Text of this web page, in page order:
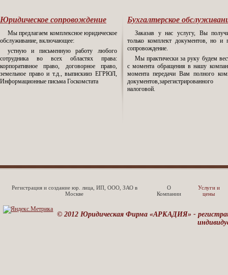
Юридическое сопровождение
Мы предлагаем комплексное юридическое
обслуживание, включающее:
устную и письменную работу любого
сотрудника во всех областях права:
корпоративное право, договорное право,
земельное право и т.д., выпискииз ЕГРЮЛ,
Информационные письма Госкомстата
Бухгалтерское
Заказав у нас услугу, Вы
только комплект документов, но и
сопровождение.
Мы практически за руку будем
с момента обращения в нашу
момента передачи Вам полного
налоговой.
Регистрация и создание юр. лица, ИП, ООО, ЗАО в
Москве
О
Компании
Услуги и
цены
© 2012 Юридическая Фирма «АРКАДИЯ» -